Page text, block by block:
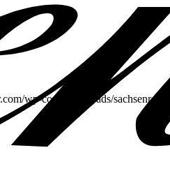
wp-content/uploads/